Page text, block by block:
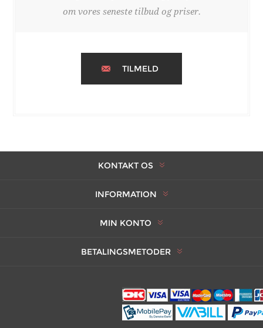
om vores seneste tilbud og priser.
TILMELD
KONTAKT OS
INFORMATION
MIN KONTO
BETALINGSMETODER